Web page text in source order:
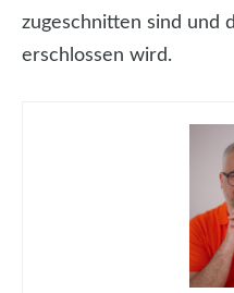
zugeschnitten sind und
erschlossen wird.